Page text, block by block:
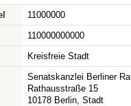
11000000
110000000000
Kreisfreie Stadt
Senatskanzlei Berliner
Rathausstraße 15
10178 Berlin, Stadt